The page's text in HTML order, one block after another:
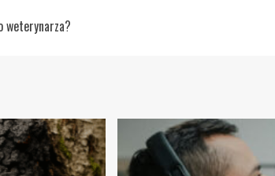
weterynarza?